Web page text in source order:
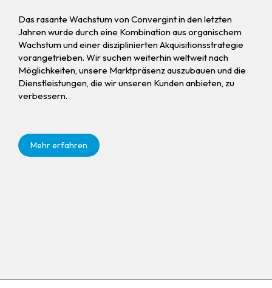
Das rasante Wachstum von Convergint in den letzten
Jahren wurde durch eine Kombination aus organischem
Wachstum und einer disziplinierten Akquisitionsstrategie
vorangetrieben. Wir suchen weiterhin weltweit nach
Möglichkeiten, unsere Marktpräsenz auszubauen und die
Dienstleistungen, die wir unseren Kunden anbieten, zu
verbessern.
Mehr erfahren